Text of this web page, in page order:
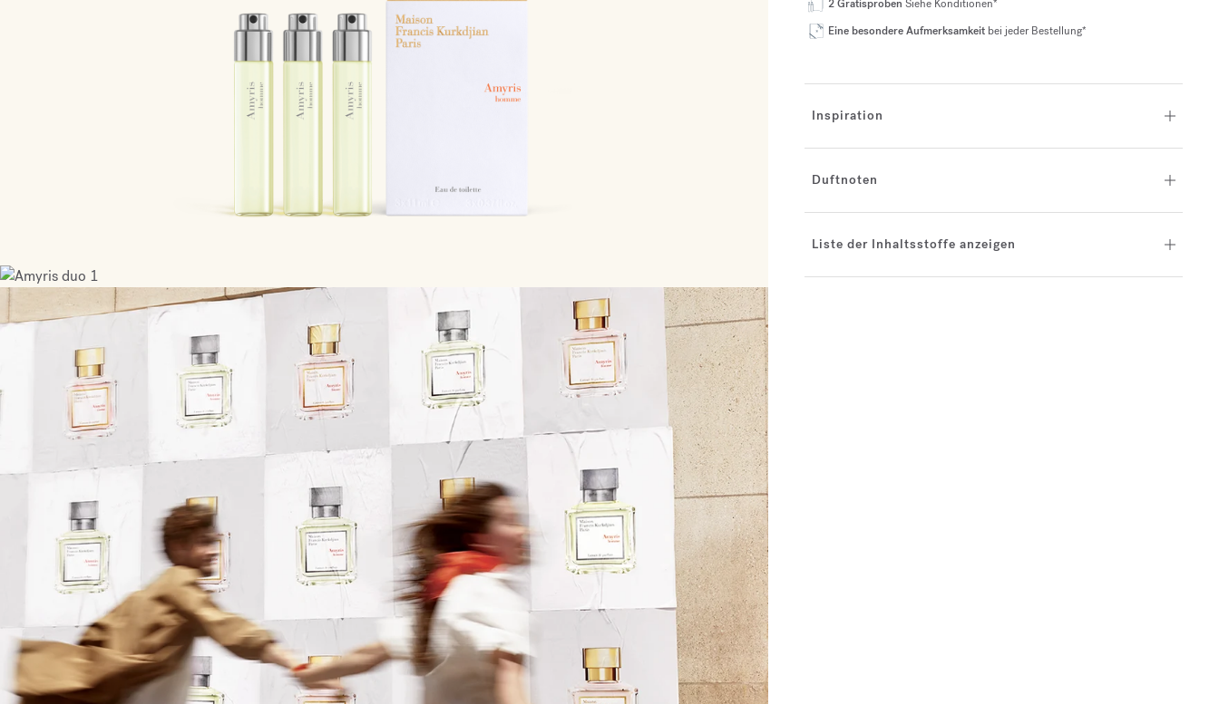
2 Gratisproben Siehe Konditionen*
Eine besondere Aufmerksamkeit bei jeder Bestellung*
Inspiration
Duftnoten
Liste der Inhaltsstoffe anzeigen